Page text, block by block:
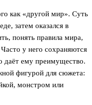
как «другой мир». Суть
затем оказался в
понять правила мира,
у него сохраняются
даёт ему преимущество.
фигурой для сюжета:
монстром или